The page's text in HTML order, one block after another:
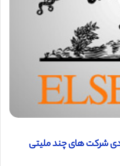
شرکت های چند ملیتی